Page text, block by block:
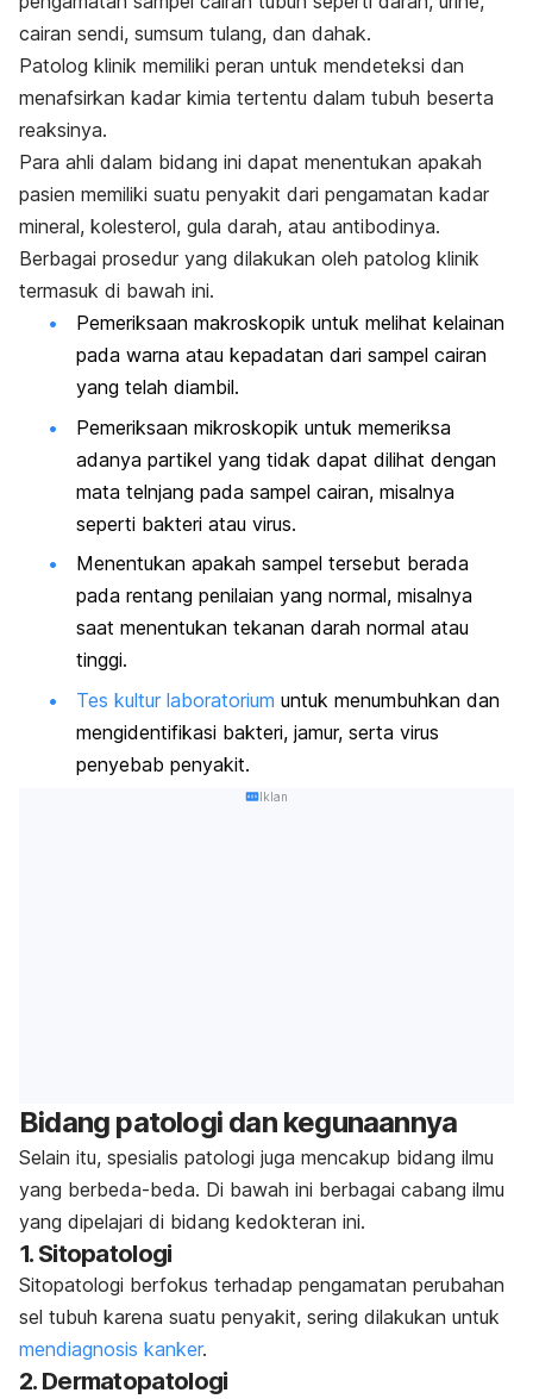
cairan sendi, sumsum tulang, dan dahak.
Patolog klinik memiliki peran untuk mendeteksi dan
menafsirkan kadar kimia tertentu dalam tubuh beserta
reaksinya.
Para ahli dalam bidang ini dapat menentukan apakah
pasien memiliki suatu penyakit dari pengamatan kadar
mineral, kolesterol, gula darah, atau antibodinya.
Berbagai prosedur yang dilakukan oleh patolog klinik
termasuk di bawah ini.
Pemeriksaan makroskopik untuk melihat kelainan
pada warna atau kepadatan dari sampel cairan
yang telah diambil.
Pemeriksaan mikroskopik untuk memeriksa
adanya partikel yang tidak dapat dilihat dengan
mata telnjang pada sampel cairan, misalnya
seperti bakteri atau virus.
Menentukan apakah sampel tersebut berada
pada rentang penilaian yang normal, misalnya
saat menentukan tekanan darah normal atau
tinggi.
Tes kultur laboratorium untuk menumbuhkan dan
mengidentifikasi bakteri, jamur, serta virus
penyebab penyakit.
Iklan
Bidang patologi dan kegunaannya
Selain itu, spesialis patologi juga mencakup bidang ilmu
yang berbeda-beda. Di bawah ini berbagai cabang ilmu
yang dipelajari di bidang kedokteran ini.
1. Sitopatologi
Sitopatologi berfokus terhadap pengamatan perubahan
sel tubuh karena suatu penyakit, sering dilakukan untuk
mendiagnosis kanker.
2. Dermatopatologi